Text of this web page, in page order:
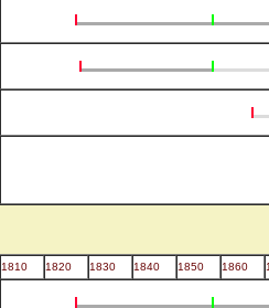
1810 1820 1830 1840 1850 1860